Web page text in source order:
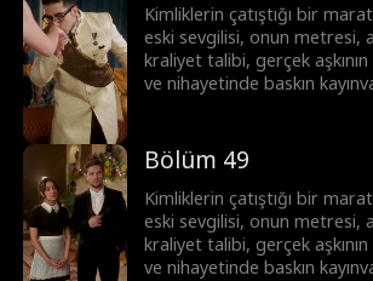
Kimliklerin çatıştığı bir
eski sevgilisi, onun metresi,
kraliyet talibi, gerçek
ve nihayetinde baskın
Bölüm 49
Kimliklerin çatıştığı bir
eski sevgilisi, onun metresi,
kraliyet talibi, gerçek
ve nihayetinde baskın